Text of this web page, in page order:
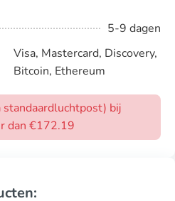
5-9 dagen
Visa, Mastercard, Discovery,
Bitcoin, Ethereum
standaardluchtpost) bij
dan €172.19